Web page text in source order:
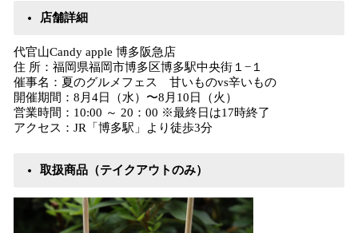
店舗詳細
代官山Candy apple 博多阪急店
住 所：福岡県福岡市博多区博多駅中央街１−１
催事名：夏のグルメフェス 甘いものvs辛いもの
開催期間：8月4日（水）〜8月10日（火）
営業時間：10:00 ～ 20：00 ※最終日は17時終了
アクセス：JR「博多駅」より徒歩3分
取扱商品（テイクアウトのみ）